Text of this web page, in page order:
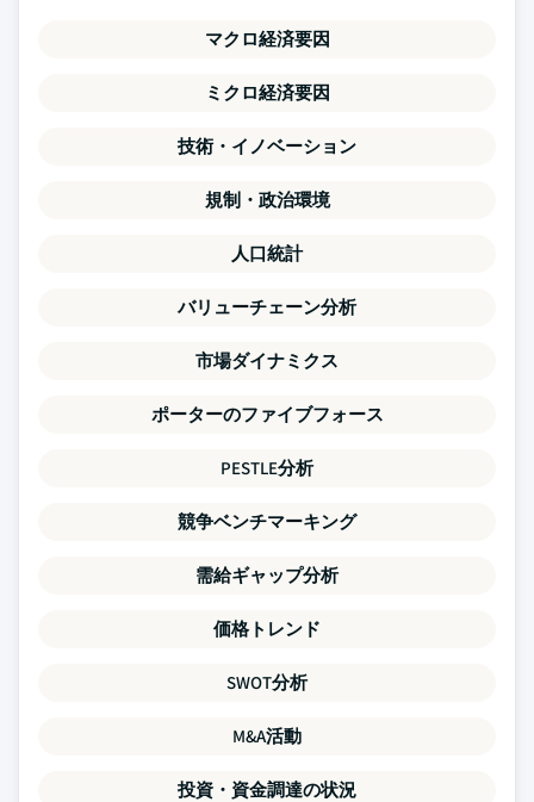
マクロ経済要因
ミクロ経済要因
技術・イノベーション
規制・政治環境
人口統計
バリューチェーン分析
市場ダイナミクス
ポーターのファイブフォース
PESTLE分析
競争ベンチマーキング
需給ギャップ分析
価格トレンド
SWOT分析
M&A活動
投資・資金調達の状況